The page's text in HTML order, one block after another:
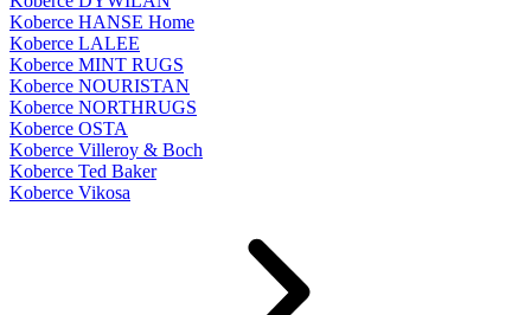
Koberce HANSE Home
Koberce LALEE
Koberce MINT RUGS
Koberce NOURISTAN
Koberce NORTHRUGS
Koberce OSTA
Koberce Villeroy & Boch
Koberce Ted Baker
Koberce Vikosa